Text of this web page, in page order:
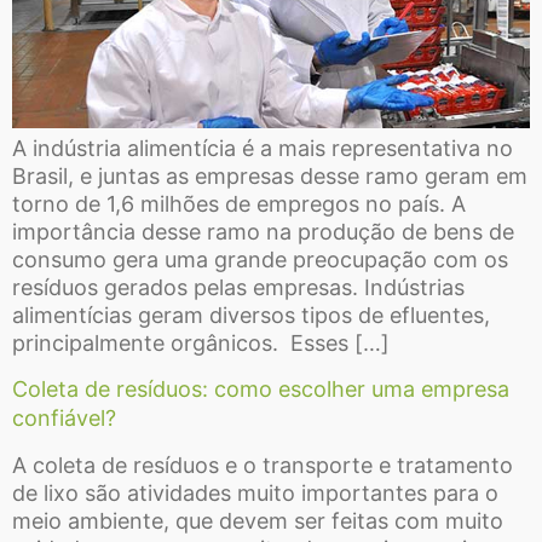
A indústria alimentícia é a mais representativa no
Brasil, e juntas as empresas desse ramo geram em
torno de 1,6 milhões de empregos no país. A
importância desse ramo na produção de bens de
consumo gera uma grande preocupação com os
resíduos gerados pelas empresas. Indústrias
alimentícias geram diversos tipos de efluentes,
principalmente orgânicos. Esses […]
Coleta de resíduos: como escolher uma empresa
confiável?
A coleta de resíduos e o transporte e tratamento
de lixo são atividades muito importantes para o
meio ambiente, que devem ser feitas com muito